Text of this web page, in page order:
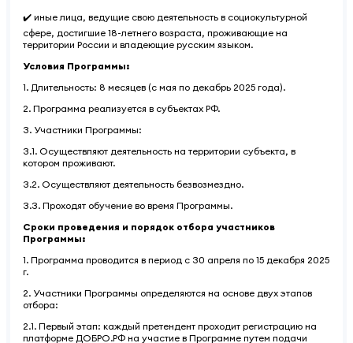
✔️ иные лица, ведущие свою деятельность в социокультурной
сфере, достигшие 18-летнего возраста, проживающие на
территории России и владеющие русским языком.
Условия Программы:
1. Длительность: 8 месяцев (с мая по декабрь 2025 года).
2. Программа реализуется в субъектах РФ.
3. Участники Программы:
3.1. Осуществляют деятельность на территории субъекта, в
котором проживают.
3.2. Осуществляют деятельность безвозмездно.
3.3. Проходят обучение во время Программы.
Сроки проведения и порядок отбора участников
Программы:
1. Программа проводится в период с 30 апреля по 15 декабря 2025
г.
2. Участники Программы определяются на основе двух этапов
отбора:
2.1. Первый этап: каждый претендент проходит регистрацию на
платформе ДОБРО.РФ на участие в Программе путем подачи